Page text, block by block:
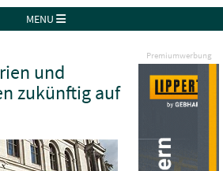
MENU
Premiumwerbung
und
zukünftig auf